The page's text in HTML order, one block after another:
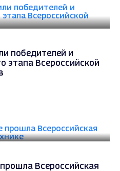
победителей и
этапа Всероссийской
Всероссийская